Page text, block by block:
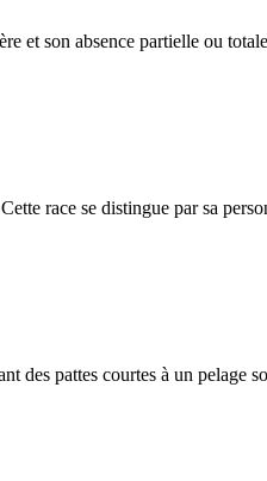
son absence partielle ou
race se distingue par sa
des pattes courtes à un pelage